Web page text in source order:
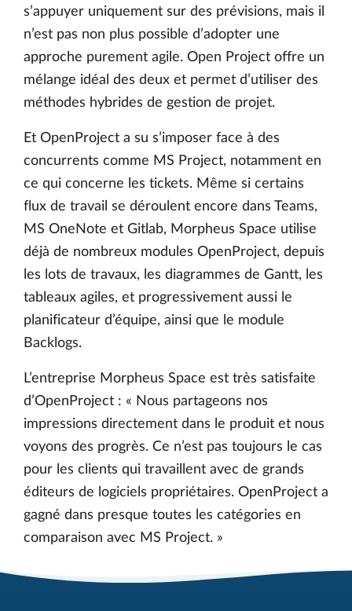
s’appuyer uniquement sur des prévisions, mais il
n’est pas non plus possible d’adopter une
approche purement agile. Open Project offre un
mélange idéal des deux et permet d’utiliser des
méthodes hybrides de gestion de projet.
Et OpenProject a su s’imposer face à des
concurrents comme MS Project, notamment en
ce qui concerne les tickets. Même si certains
flux de travail se déroulent encore dans Teams,
MS OneNote et Gitlab, Morpheus Space utilise
déjà de nombreux modules OpenProject, depuis
les lots de travaux, les diagrammes de Gantt, les
tableaux agiles, et progressivement aussi le
planificateur d’équipe, ainsi que le module
Backlogs.
L’entreprise Morpheus Space est très satisfaite
d’OpenProject : « Nous partageons nos
impressions directement dans le produit et nous
voyons des progrès. Ce n’est pas toujours le cas
pour les clients qui travaillent avec de grands
éditeurs de logiciels propriétaires. OpenProject a
gagné dans presque toutes les catégories en
comparaison avec MS Project. »